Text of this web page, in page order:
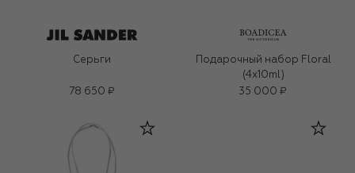
Серьги
78 650 ₽
Подарочный набор Floral
(4x10ml)
35 000 ₽